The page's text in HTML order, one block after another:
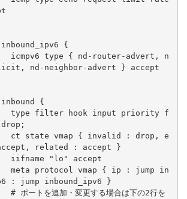
nd-neighbor-advert } accept
related : accept }
: jump inbound_ipv6 }